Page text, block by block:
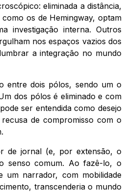
eliminada a distância,
os de Hemingway, optam
investigação interna. Outros
nos espaços vazios dos
a integração no mundo
entre dois pólos, sendo um o
dos pólos é eliminado e com
ser entendida como desejo
de compromisso com o
de jornal (e, por extensão, o
senso comum. Ao fazê-lo, o
um narrador, com mobilidade
transcenderia o mundo